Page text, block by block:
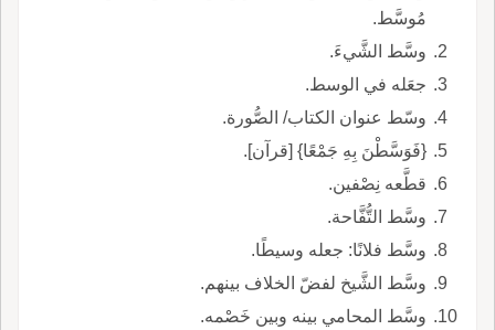
مُوسَّط.
وسَّط الشَّيءَ.
جعَله في الوسط.
وسّط عنوان الكتاب/ الصُّورة.
{فَوَسَّطْنَ بِهِ جَمْعًا} [قرآن].
قطَّعه نِصْفين.
وسَّط التُّفَّاحة.
وسَّط فلانًا: جعله وسيطًا.
وسَّط الشَّيخ لفضّ الخلاف بينهم.
وسَّط المحامي بينه وبين خَصْمه.